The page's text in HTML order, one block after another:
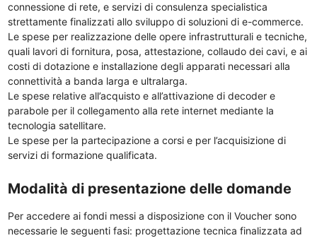
connessione di rete, e servizi di consulenza specialistica
strettamente finalizzati allo sviluppo di soluzioni di e-commerce.
Le spese per realizzazione delle opere infrastrutturali e tecniche,
quali lavori di fornitura, posa, attestazione, collaudo dei cavi, e ai
costi di dotazione e installazione degli apparati necessari alla
connettività a banda larga e ultralarga.
Le spese relative all’acquisto e all’attivazione di decoder e
parabole per il collegamento alla rete internet mediante la
tecnologia satellitare.
Le spese per la partecipazione a corsi e per l’acquisizione di
servizi di formazione qualificata.
Modalità di presentazione delle domande
Per accedere ai fondi messi a disposizione con il Voucher sono
necessarie le seguenti fasi: progettazione tecnica finalizzata ad